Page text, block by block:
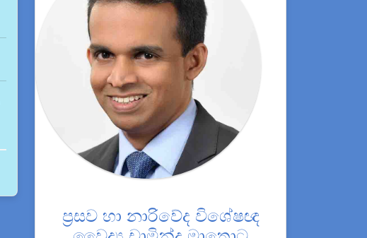
ප්‍රසව හා නාරිවේද විශේෂඥ